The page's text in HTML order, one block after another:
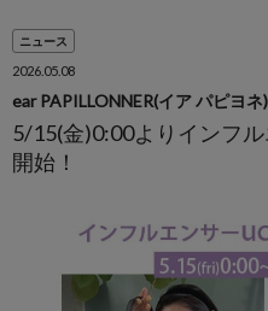
ニュース
2026.05.08
ear PAPILLONNER(イア パピヨネ)
5/15(金)0:00よりインフ
開始！